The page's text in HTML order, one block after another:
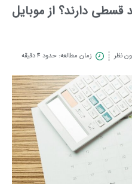
دارند؟ از موبایل
نظر زمان مطالعه: حدود 4 دقیقه